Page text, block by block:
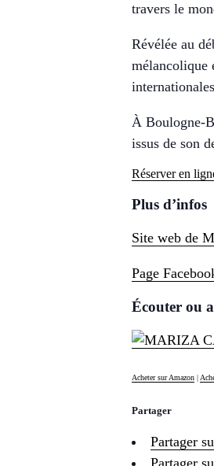
travers le
Révélée au
mélancolique
À Boulogne-
issus de son
Réserver en
Plus d’infos
Site web de
Page
Écouter ou
Acheter sur Amazon
Partager
Partager
Partager